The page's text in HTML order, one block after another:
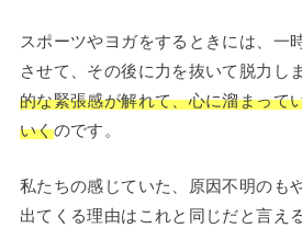
スポーツやヨガをするときには、一
させて、その後に力を抜いて脱力し
的な緊張感が解れて、心に溜まって
いくのです。
私たちの感じていた、原因不明のも
出てくる理由はこれと同じだと言え